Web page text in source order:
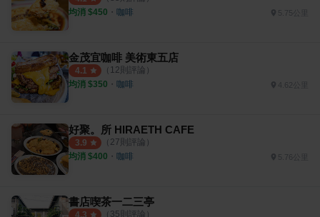
均消 $450 ・ 咖啡 5.75公里
金茂宜咖啡 美術東五店
4.1 （ 12則評論）
均消 $350 ・ 咖啡 4.62公里
好聚。所 HIRAETH CAFE
3.9 （ 27則評論）
均消 $400 ・ 咖啡 5.76公里
書店喫茶一二三亭
4.3 （ 35則評論）